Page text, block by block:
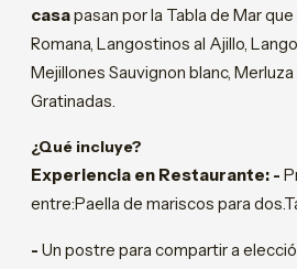
casapasan por la Tabla de Mar que
Romana, Langostinos al Ajillo,
Mejillones Sauvignon blanc,
Gratinadas.
¿Qué incluye?
Experiencia en Restaurante: -
entre:Paella de mariscos para
- Un postre para compartir a